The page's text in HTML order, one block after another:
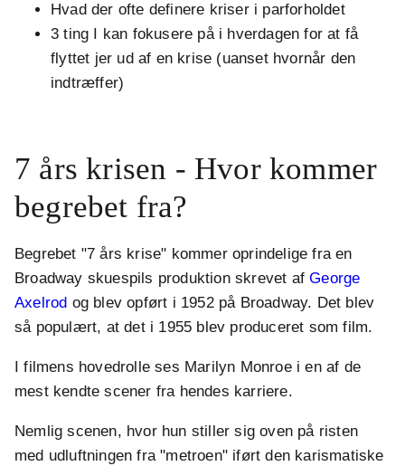
Hvad der ofte definere kriser i parforholdet
3 ting I kan fokusere på i hverdagen for at få
flyttet jer ud af en krise (uanset hvornår den
indtræffer)
7 års krisen - Hvor kommer
begrebet fra?
Begrebet "7 års krise" kommer oprindelige fra en
Broadway skuespils produktion skrevet afGeorge
Axelrod og blev opført i 1952 på Broadway. Det blev
så populært, at det i 1955 blev produceret som film.
I filmens hovedrolle ses Marilyn Monroe i en af de
mest kendte scener fra hendes karriere.
Nemlig scenen, hvor hun stiller sig oven på risten
med udluftningen fra "metroen" iført den karismatiske